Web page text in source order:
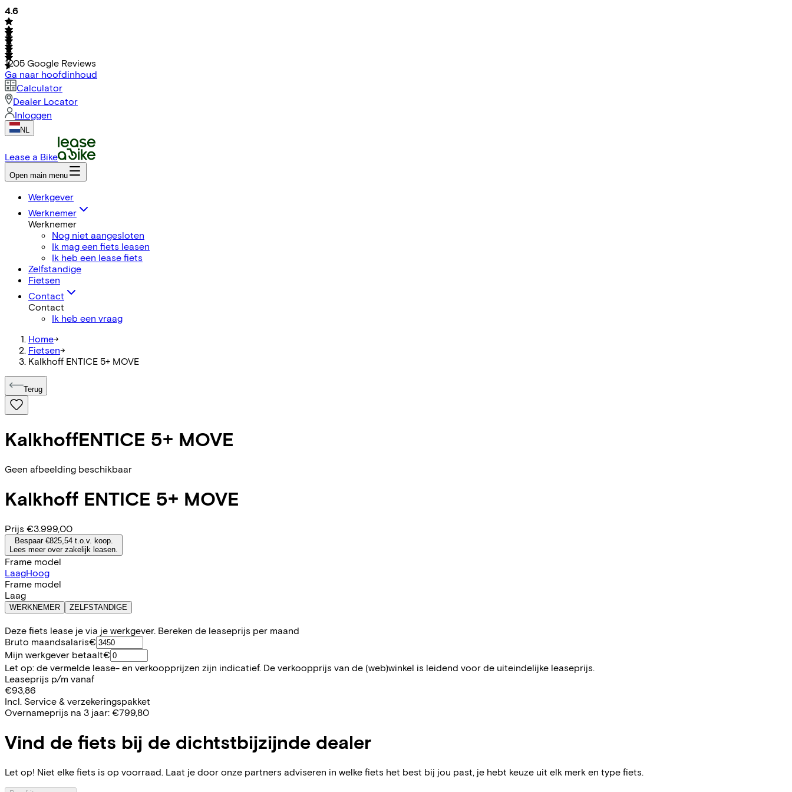
4.6
1205 Google Reviews
Ga naar hoofdinhoud
Calculator
Dealer Locator
Inloggen
NL
Lease a Bike
Open main menu
Werkgever
Werknemer
Werknemer
Nog niet aangesloten
Ik mag een fiets leasen
Ik heb een lease fiets
Zelfstandige
Fietsen
Contact
Contact
Ik heb een vraag
Home->
Fietsen->
Kalkhoff ENTICE 5+ MOVE
Terug
KalkhoffENTICE 5+ MOVE
Geen afbeelding beschikbaar
Kalkhoff ENTICE 5+ MOVE
Prijs €3.999,00
Bespaar €825,54 t.o.v. koop.
Lees meer over zakelijk leasen.
Frame model
LaagHoog
Frame model
Laag
WERKNEMER ZELFSTANDIGE
Deze fiets lease je via je werkgever. Bereken de leaseprijs per maand
Bruto maandsalaris€
Mijn werkgever betaalt€
Let op: de vermelde lease- en verkoopprijzen zijn indicatief. De verkoopprijs van de (web)winkel is leidend voor de uiteindelijke leaseprijs.
Leaseprijs p/m vanaf
€93,86
Incl. Service & verzekeringspakket
Overnameprijs na 3 jaar: €799,80
Vind de fiets bij de dichtstbijzijnde dealer
Let op! Niet elke fiets is op voorraad. Laat je door onze partners adviseren in welke fiets het best bij jou past, je hebt keuze uit elk merk en type fiets.